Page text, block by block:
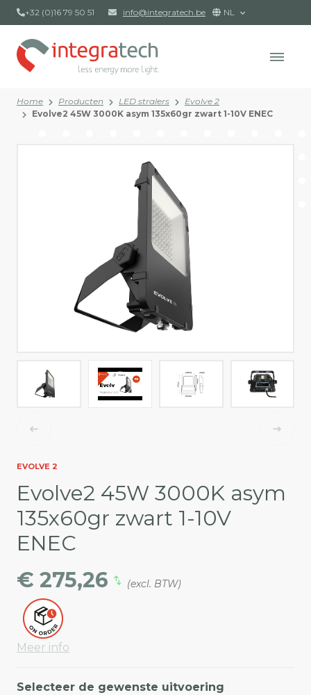
+32 (0)16 79 50 51 info@integratech.be NL
Home Producten LED stralers
Evolve 2
Evolve2 45W 3000K asym 135x60gr zwart 1-10V ENEC
EVOLVE 2
Evolve2 45W 3000K asym
135x60gr zwart 1-10V
ENEC
€ 275,26
(excl. BTW)
Meer info
Selecteer de gewenste uitvoering